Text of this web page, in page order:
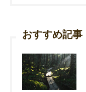
おすすめ記事